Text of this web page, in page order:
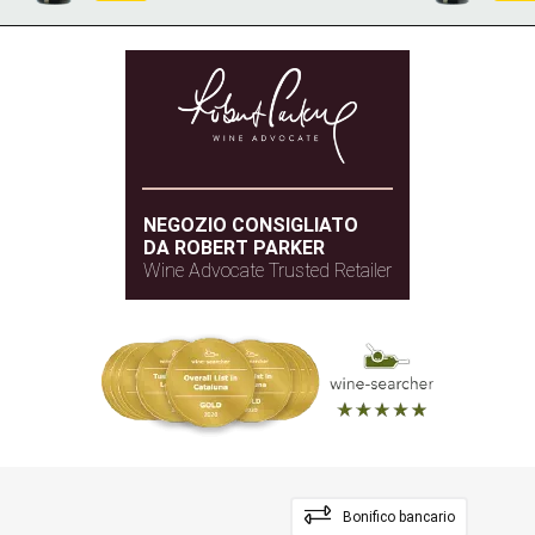
cherry and plum fruit on the nose. Appetising.
Crunchy, cedary fruit on the palate. Vibrant and
juicy. Quite firm in structure, but there is enough
— Tom Parker (15/9/2021)
Annata 2017 - 16+ JANCIS ROBINSON
Cedar, sandalwood and plums with cake
NEGOZIO CONSIGLIATO
DA ROBERT PARKER
Wine Advocate Trusted Retailer
Bonifico bancario